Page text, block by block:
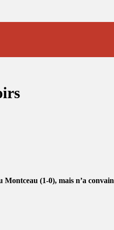
(1-0), mais n’a